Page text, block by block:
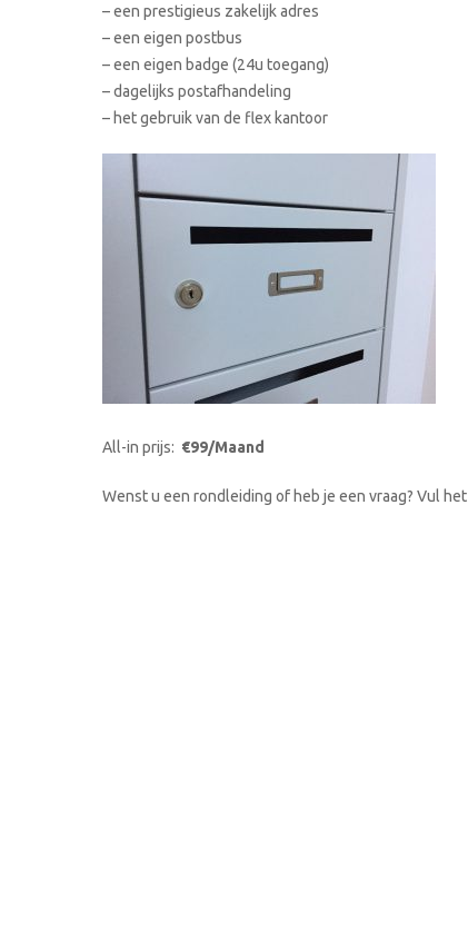
– een prestigieus zakelijk adres
– een eigen postbus
– een eigen badge (24u toegang)
– dagelijks postafhandeling
– het gebruik van de flex kantoor
All-in prijs: €99/Maand
Wenst u een rondleiding of heb je een vraag? Vul het